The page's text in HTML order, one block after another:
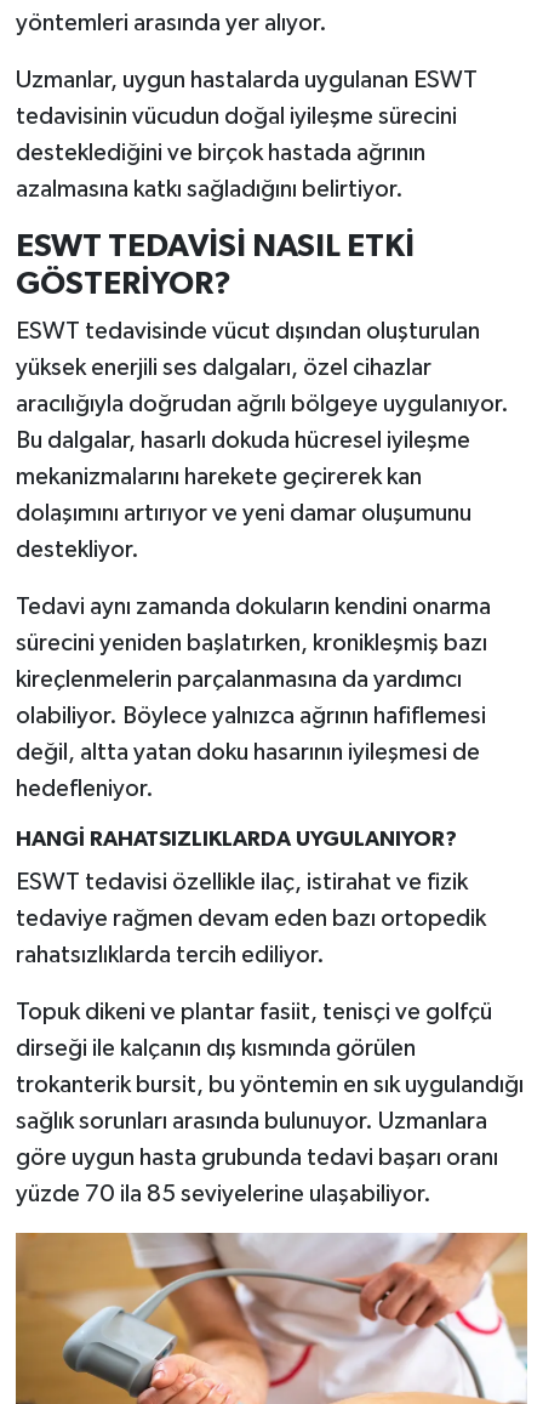
yöntemleri arasında yer alıyor.
Uzmanlar, uygun hastalarda uygulanan ESWT
tedavisinin vücudun doğal iyileşme sürecini
desteklediğini ve birçok hastada ağrının
azalmasına katkı sağladığını belirtiyor.
ESWT TEDAVİSİ NASIL ETKİ
GÖSTERİYOR?
ESWT tedavisinde vücut dışından oluşturulan
yüksek enerjili ses dalgaları, özel cihazlar
aracılığıyla doğrudan ağrılı bölgeye uygulanıyor.
Bu dalgalar, hasarlı dokuda hücresel iyileşme
mekanizmalarını harekete geçirerek kan
dolaşımını artırıyor ve yeni damar oluşumunu
destekliyor.
Tedavi aynı zamanda dokuların kendini onarma
sürecini yeniden başlatırken, kronikleşmiş bazı
kireçlenmelerin parçalanmasına da yardımcı
olabiliyor. Böylece yalnızca ağrının hafiflemesi
değil, altta yatan doku hasarının iyileşmesi de
hedefleniyor.
HANGİ RAHATSIZLIKLARDA UYGULANIYOR?
ESWT tedavisi özellikle ilaç, istirahat ve fizik
tedaviye rağmen devam eden bazı ortopedik
rahatsızlıklarda tercih ediliyor.
Topuk dikeni ve plantar fasiit, tenisçi ve golfçü
dirseği ile kalçanın dış kısmında görülen
trokanterik bursit, bu yöntemin en sık uygulandığı
sağlık sorunları arasında bulunuyor. Uzmanlara
göre uygun hasta grubunda tedavi başarı oranı
yüzde 70 ila 85 seviyelerine ulaşabiliyor.
Resmi İlan
Rüya Tabirleri
Sağlık
Simav
Siyaset
Spor
Tavşanlı
Teknoloji
Video Galeri
Yaşam
Yemek Tarifleri